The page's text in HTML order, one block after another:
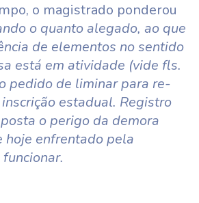
o magistrado ponderou
o quanto alegado, ao que
de elementos no sentido
está em atividade (vide fls.
pedido de liminar para re-
estadual. Registro
o perigo da demora
hoje enfrentado pela